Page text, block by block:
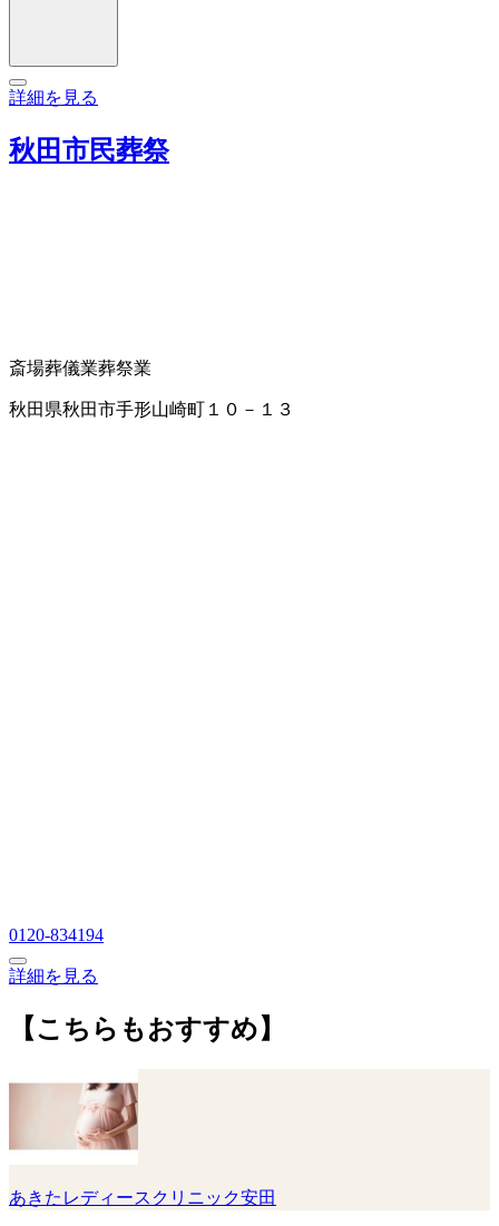
詳細を見る
秋田市民葬祭
斎場葬儀業葬祭業
秋田県秋田市手形山崎町１０－１３
0120-834194
詳細を見る
【こちらもおすすめ】
あきたレディースクリニック安田